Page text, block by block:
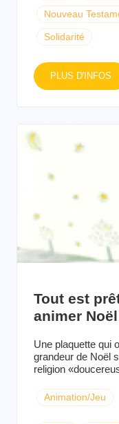
Nouveau
Solidarité
PLUS D'INFOS
Tout est
animer Noël
Une plaquette qui
grandeur de Noël
religion
Animation/Jeu